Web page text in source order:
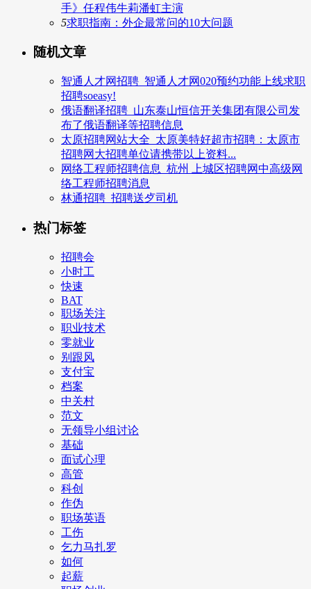
手》任程伟牛莉潘虹主演
5求职指南：外企最常问的10大问题
随机文章
智通人才网招聘_智通人才网020预约功能上线求职
招聘soeasy!
俄语翻译招聘_山东泰山恒信开关集团有限公司发
布了俄语翻译等招聘信息
太原招聘网站大全_太原美特好超市招聘：太原市
招聘网大招聘单位请携带以上资料...
网络工程师招聘信息_杭州 上城区招聘网中高级网
络工程师招聘消息
林通招聘_招聘送歺司机
热门标签
招聘会
小时工
快速
BAT
职场关注
职业技术
零就业
别跟风
支付宝
档案
中关村
范文
无领导小组讨论
基础
面试心理
高管
科创
作伪
职场英语
工伤
乞力马扎罗
如何
起薪